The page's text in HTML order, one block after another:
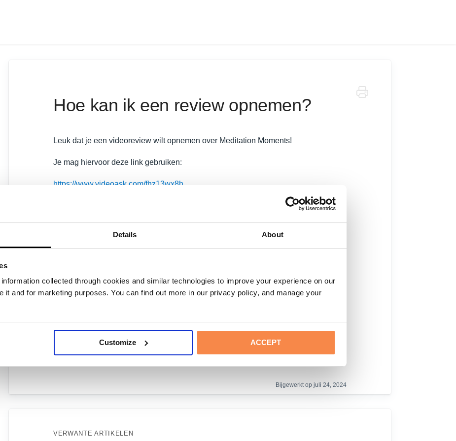
Details About
collected through cookies and similar technologies to improve your experience on our
it and for marketing purposes. You can find out more in our privacy policy, and manage your
Customize ACCEPT
Hoe kan ik een review opnemen?
Leuk dat je een videoreview wilt opnemen over Meditation Moments!
Je mag hiervoor deze link gebruiken:
https://www.videoask.com/fhz13wx8h
Heeft dit jouw vraag beantwoord?
o
Bijgewerkt op juli 24, 2024
VERWANTE ARTIKELEN